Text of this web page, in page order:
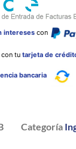
intereses con
tu tarjeta de
bancaria
Categoría